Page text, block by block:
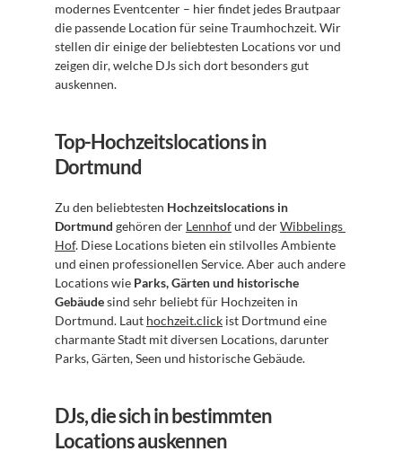
modernes Eventcenter – hier findet jedes Brautpaar
die passende Location für seine Traumhochzeit. Wir
stellen dir einige der beliebtesten Locations vor und
zeigen dir, welche DJs sich dort besonders gut
auskennen.
Top-Hochzeitslocations in
Dortmund
Zu den beliebtesten Hochzeitslocations in
Dortmund gehören der Lennhof und der Wibbelings
Hof. Diese Locations bieten ein stilvolles Ambiente
und einen professionellen Service. Aber auch andere
Locations wie Parks, Gärten und historische
Gebäude sind sehr beliebt für Hochzeiten in
Dortmund. Laut hochzeit.click ist Dortmund eine
charmante Stadt mit diversen Locations, darunter
Parks, Gärten, Seen und historische Gebäude.
DJs, die sich in bestimmten
Locations auskennen